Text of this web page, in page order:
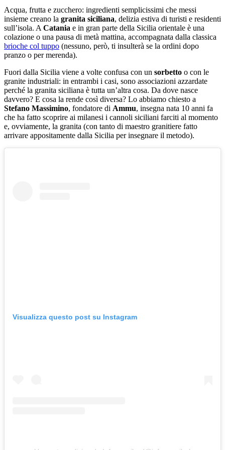
Acqua, frutta e zucchero: ingredienti semplicissimi che messi
insieme creano la granita siciliana, delizia estiva di turisti e residenti
sull’isola. A Catania e in gran parte della Sicilia orientale è una
colazione o una pausa di metà mattina, accompagnata dalla classica
brioche col tuppo (nessuno, però, ti insulterà se la ordini dopo
pranzo o per merenda).
Fuori dalla Sicilia viene a volte confusa con un sorbetto o con le
granite industriali: in entrambi i casi, sono associazioni azzardate
perché la granita siciliana è tutta un’altra cosa. Da dove nasce
davvero? E cosa la rende così diversa? Lo abbiamo chiesto a
Stefano Massimino, fondatore di Ammu, insegna nata 10 anni fa
che ha fatto scoprire ai milanesi i cannoli siciliani farciti al momento
e, ovviamente, la granita (con tanto di maestro granitiere fatto
arrivare appositamente dalla Sicilia per insegnare il metodo).
Visualizza questo post su Instagram